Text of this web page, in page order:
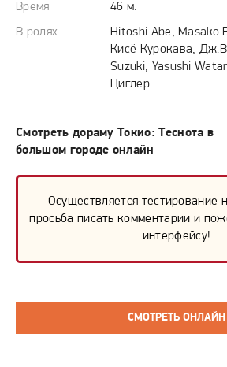
Время
46 м.
В ролях
Hitoshi Abe, Masako
Кисё Курокава,
Suzuki, Yasushi
Циглер
Смотреть дораму Токио: Теснота в
большом городе онлайн
Осуществляется тестирование
просьба писать комментарии и
интерфейсу!
СМОТРЕТЬ ОНЛАЙН